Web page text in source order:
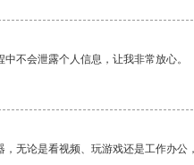
不会泄露个人信息，让我非常放心。
无论是看视频、玩游戏还是工作办